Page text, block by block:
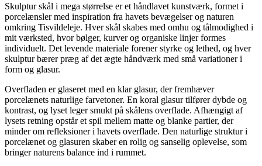
Skulptur skål i mega størrelse er et håndlavet kunstværk, formet i
porcelænsler med inspiration fra havets bevægelser og naturen
omkring Tisvildeleje. Hver skål skabes med omhu og tålmodighed i
mit værksted, hvor bølger, kurver og organiske linjer formes
individuelt. Det levende materiale forener styrke og lethed, og hver
skulptur bærer præg af det ægte håndværk med små variationer i
form og glasur.
Overfladen er glaseret med en klar glasur, der fremhæver
porcelænets naturlige farvetoner. En koral glasur tilfører dybde og
kontrast, og lyset leger smukt på skålens overflade. Afhængigt af
lysets retning opstår et spil mellem matte og blanke partier, der
minder om refleksioner i havets overflade. Den naturlige struktur i
porcelænet og glasuren skaber en rolig og sanselig oplevelse, som
bringer naturens balance ind i rummet.